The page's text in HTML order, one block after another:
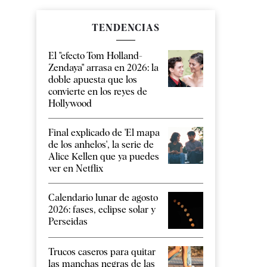
TENDENCIAS
El "efecto Tom Holland-
Zendaya" arrasa en 2026: la
doble apuesta que los
convierte en los reyes de
Hollywood
Final explicado de 'El mapa
de los anhelos', la serie de
Alice Kellen que ya puedes
ver en Netflix
Calendario lunar de agosto
2026: fases, eclipse solar y
Perseidas
Trucos caseros para quitar
las manchas negras de las